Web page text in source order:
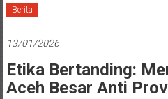
Berita
13/01/2026
Etika Bertanding:
Aceh Besar Anti